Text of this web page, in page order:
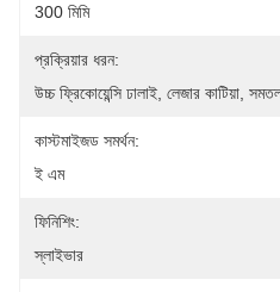
300 মিমি
প্রক্রিয়ার ধরন:
উচ্চ ফ্রিকোয়েন্সি ঢালাই, লেজার কাটিয়া,
কাস্টমাইজড সমর্থন:
ই এম
ফিনিশিং:
স্লাইভার